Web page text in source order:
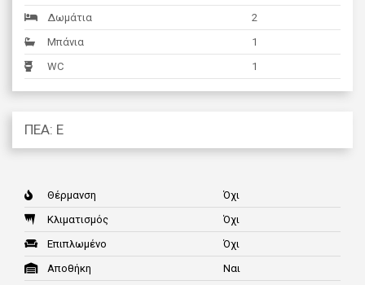
Δωμάτια
2
Μπάνια
1
WC
1
ΠΕΑ: Ε
Θέρμανση
Όχι
Κλιματισμός
Όχι
Επιπλωμένο
Όχι
Αποθήκη
Ναι